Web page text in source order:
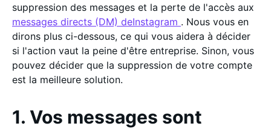
suppression des messages et la perte de l'accès aux
messages directs (DM) deInstagram . Nous vous en
dirons plus ci-dessous, ce qui vous aidera à décider
si l'action vaut la peine d'être entreprise. Sinon, vous
pouvez décider que la suppression de votre compte
est la meilleure solution.
1. Vos messages sont